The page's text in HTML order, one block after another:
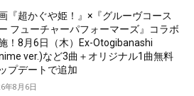
『超かぐや姫！』×『グルーヴコース
フューチャーパフォーマーズ』コラボ
！8月6日（木）Ex-Otogibanashi
ver.)など3曲＋オリジナル1曲無料
プデートで追加
年8月6日